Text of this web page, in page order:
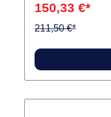
150,33 €*
211,50 €*